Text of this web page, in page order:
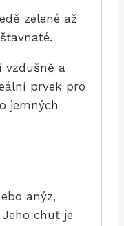
zelené až
vzdušně a
prvek pro
jemných
anýz,
chuť je